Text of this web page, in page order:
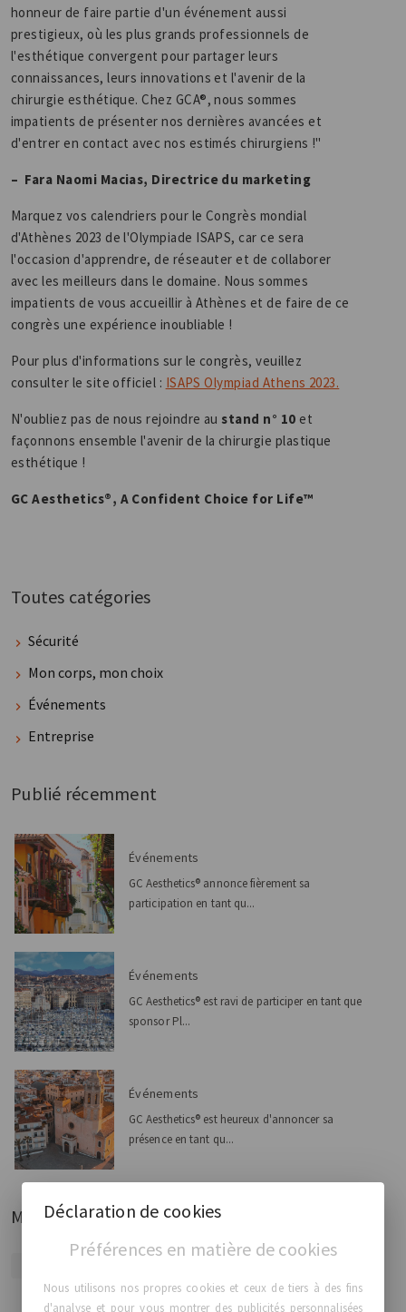
honneur de faire partie d'un événement aussi
prestigieux, où les plus grands professionnels de
l'esthétique convergent pour partager leurs
connaissances, leurs innovations et l'avenir de la
chirurgie esthétique. Chez GCA®, nous sommes
impatients de présenter nos dernières avancées et
d'entrer en contact avec nos estimés chirurgiens !"
– Fara Naomi Macias, Directrice du marketing
Marquez vos calendriers pour le Congrès mondial
d'Athènes 2023 de l'Olympiade ISAPS, car ce sera
l'occasion d'apprendre, de réseauter et de collaborer
avec les meilleurs dans le domaine. Nous sommes
impatients de vous accueillir à Athènes et de faire de ce
congrès une expérience inoubliable !
Pour plus d'informations sur le congrès, veuillez
consulter le site officiel : ISAPS Olympiad Athens 2023.
N'oubliez pas de nous rejoindre au stand n° 10 et
façonnons ensemble l'avenir de la chirurgie plastique
esthétique !
GC Aesthetics®, A Confident Choice for Life™
Toutes catégories
Sécurité
Mon corps, mon choix
Événements
Entreprise
Publié récemment
Événements
GC Aesthetics® annonce fièrement sa
participation en tant qu...
Événements
GC Aesthetics® est ravi de participer en tant que
sponsor Pl...
Événements
GC Aesthetics® est heureux d'annoncer sa
présence en tant qu...
Mots clés
Déclaration de cookies
Préférences en matière de cookies
Nous utilisons nos propres cookies et ceux de tiers à des fins
d'analyse et pour vous montrer des publicités personnalisées